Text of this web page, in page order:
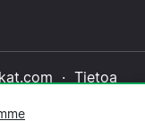
· Tietoa